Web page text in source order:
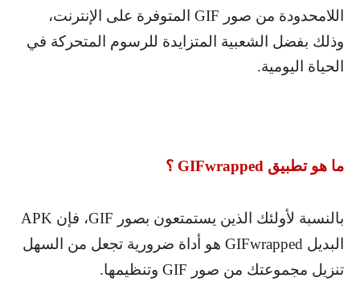
اللامحدودة من صور GIF المتوفرة على الإنترنت،
وذلك بفضل الشعبية المتزايدة للرسوم المتحركة في
الحياة اليومية.
ما هو تطبيق GIFwrapped ؟
بالنسبة لأولئك الذين يستمتعون بصور GIF، فإن APK
البديل GIFwrapped هو أداة ضرورية تجعل من السهل
تنزيل مجموعتك من صور GIF وتنظيمها.